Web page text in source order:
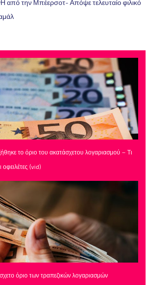
το όριο του ακατάσχετου λογαριασμού – Τι
(vid)
όριο των τραπεζικών λογαριασμών